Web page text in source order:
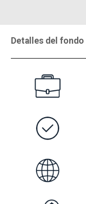
Detalles del fondo